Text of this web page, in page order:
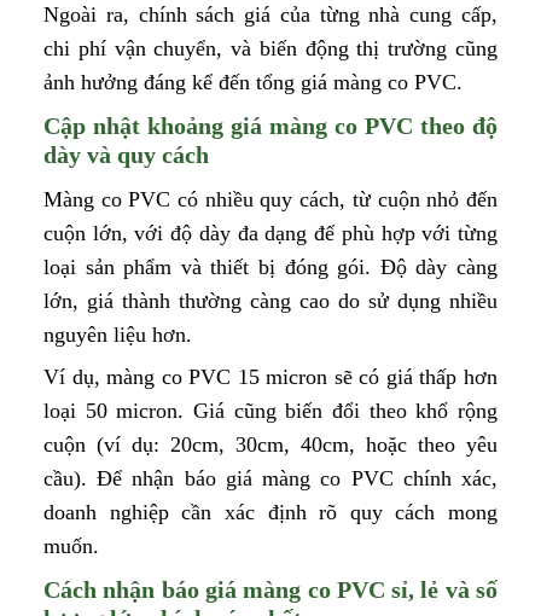
Ngoài ra, chính sách giá của từng nhà cung cấp,
chi phí vận chuyển, và biến động thị trường cũng
ảnh hưởng đáng kể đến tổng giá màng co PVC.
Cập nhật khoảng giá màng co PVC theo độ
dày và quy cách
Màng co PVC có nhiều quy cách, từ cuộn nhỏ đến
cuộn lớn, với độ dày đa dạng để phù hợp với từng
loại sản phẩm và thiết bị đóng gói. Độ dày càng
lớn, giá thành thường càng cao do sử dụng nhiều
nguyên liệu hơn.
Ví dụ, màng co PVC 15 micron sẽ có giá thấp hơn
loại 50 micron. Giá cũng biến đổi theo khổ rộng
cuộn (ví dụ: 20cm, 30cm, 40cm, hoặc theo yêu
cầu). Để nhận báo giá màng co PVC chính xác,
doanh nghiệp cần xác định rõ quy cách mong
muốn.
Cách nhận báo giá màng co PVC sỉ, lẻ và số